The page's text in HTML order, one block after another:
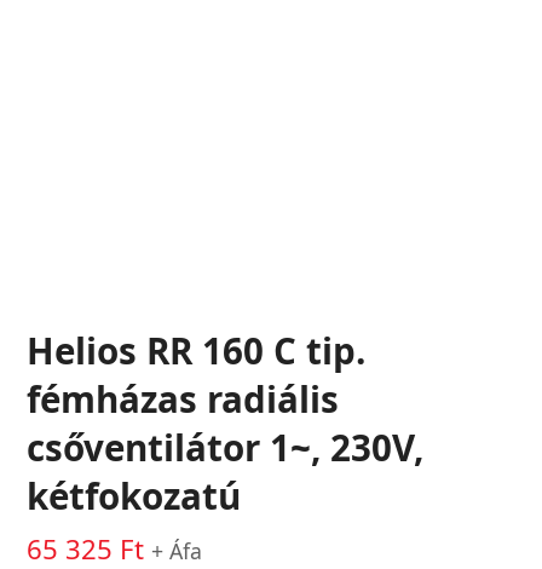
Helios RR 160 C tip.
fémházas radiális
csőventilátor 1~, 230V,
kétfokozatú
65 325 Ft + Áfa